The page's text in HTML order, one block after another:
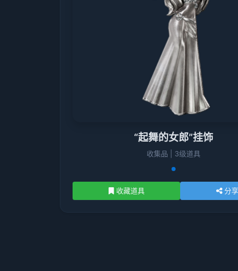
“起舞的女郎”挂饰
收集品 | 3级道具
收藏道具 分享